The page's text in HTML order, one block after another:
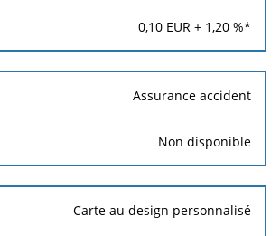
0,10 EUR + 1,20 %*
Assurance accident
Non disponible
Carte au design personnalisé